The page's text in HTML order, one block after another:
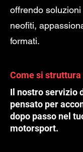
offrendo
neofiti,
formati.
Come si struttura
Il nostro servizio
pensato per
dopo passo nel
motorsport.